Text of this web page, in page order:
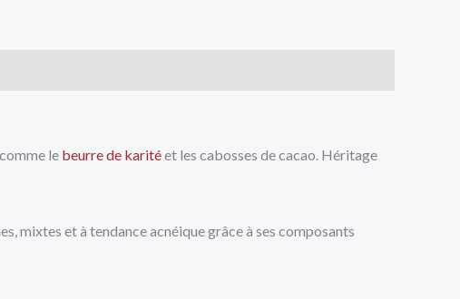
le beurre de karitéet les cabosses de cacao. Héritage
mixtes et à tendance acnéique grâce à ses composants